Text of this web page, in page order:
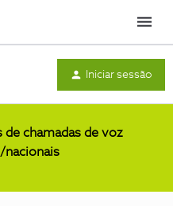
Menu
Iniciar sessão
de chamadas de voz
nacionais